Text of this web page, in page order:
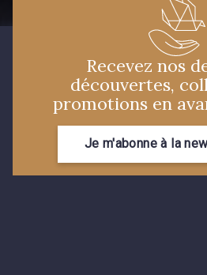
Recevez nos
découvertes,
promotions en
Je m'abonne à la